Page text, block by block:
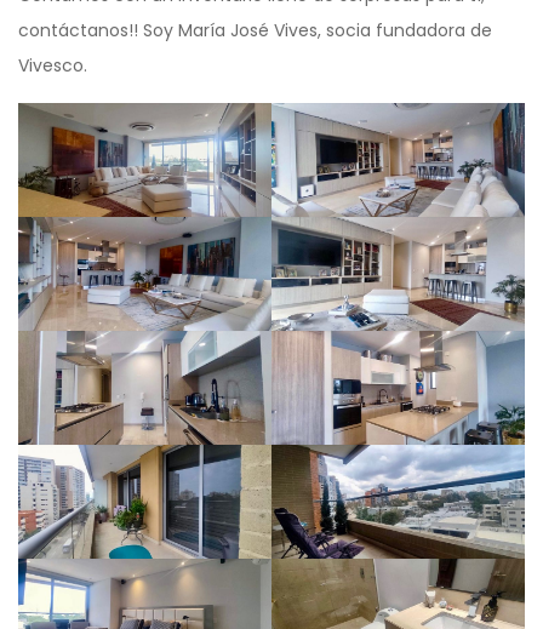
contáctanos!! Soy María José Vives, socia fundadora de
Vivesco.